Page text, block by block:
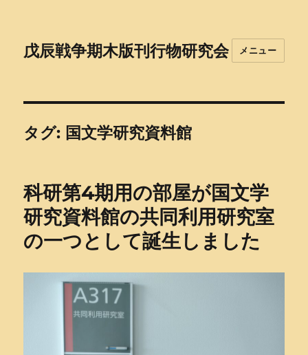
戊辰戦争期木版刊行物研究会 メニュー
タグ: 国文学研究資料館
科研第4期用の部屋が国文学
研究資料館の共同利用研究室
の一つとして誕生しました